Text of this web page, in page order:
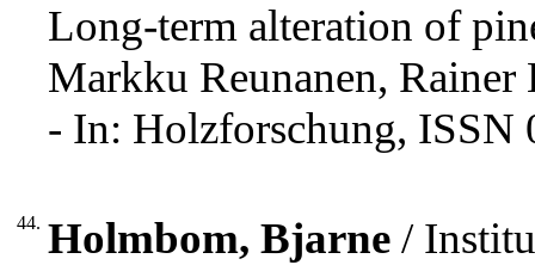
Long-term alteration of
Markku Reunanen,
- In: Holzforschung, ISSN
44. Holmbom, Bjarne /